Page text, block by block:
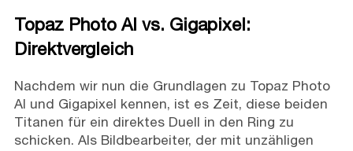
Topaz Photo AI vs. Gigapixel:
Direktvergleich
Nachdem wir nun die Grundlagen zu Topaz Photo
AI und Gigapixel kennen, ist es Zeit, diese beiden
Titanen für ein direktes Duell in den Ring zu
schicken. Als Bildbearbeiter, der mit unzähligen